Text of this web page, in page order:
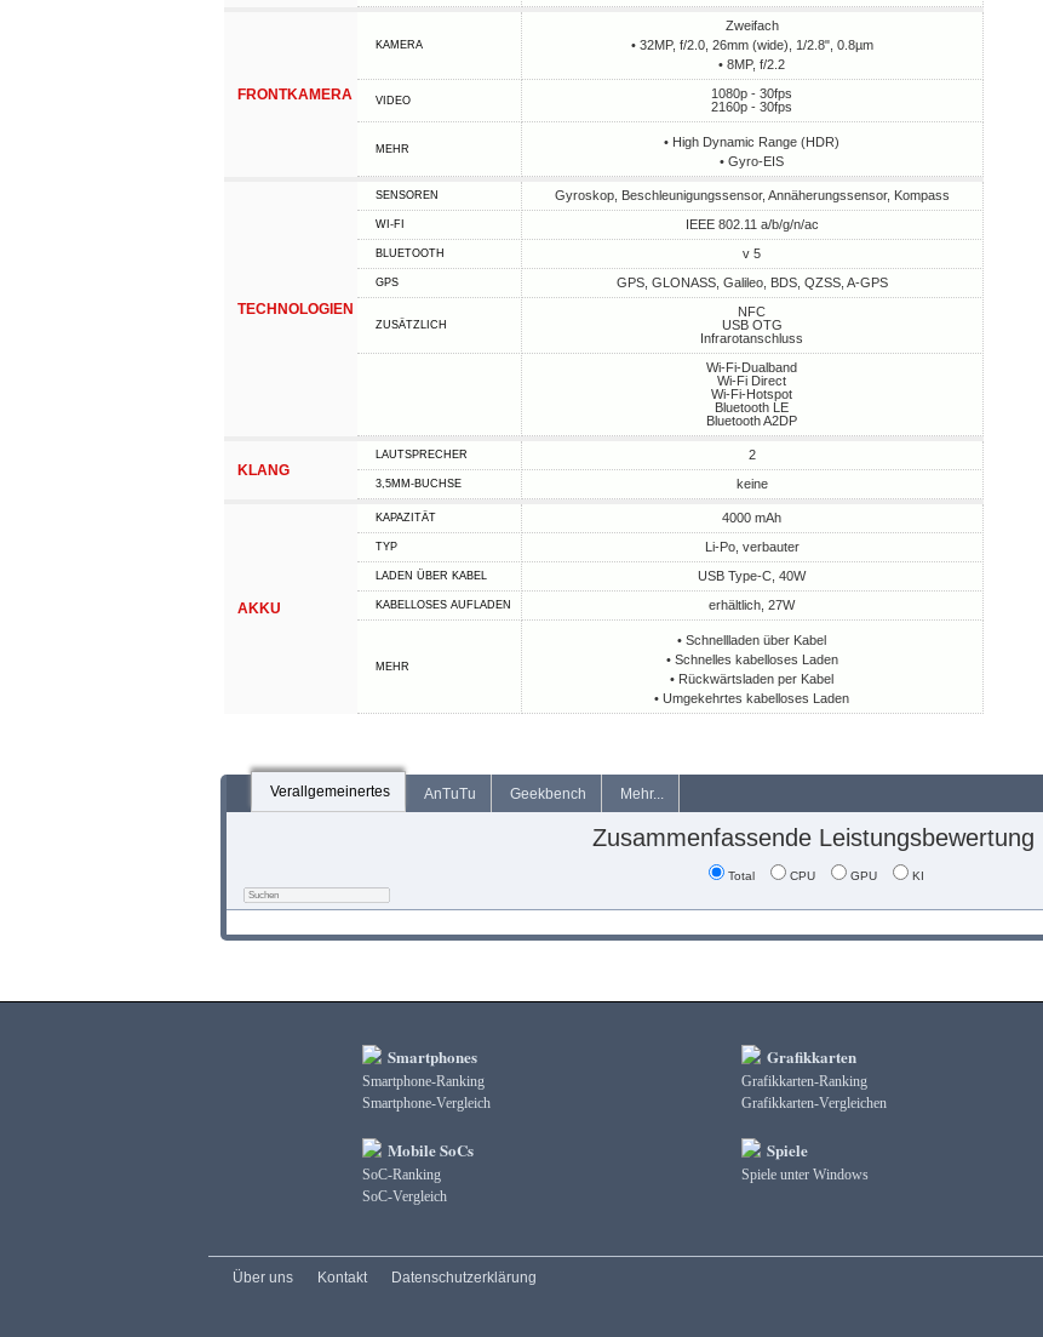
FRONTKAMERA
KAMERA
Zweifach
• 32MP, f/2.0, 26mm (wide), 1/2.8", 0.8µm
• 8MP, f/2.2
VIDEO
1080p - 30fps
2160p - 30fps
MEHR
• High Dynamic Range (HDR)
• Gyro-EIS
TECHNOLOGIEN
SENSOREN Gyroskop, Beschleunigungssensor, Annäherungssensor, Kompass
WI-FI IEEE 802.11 a/b/g/n/ac
BLUETOOTH v 5
GPS GPS, GLONASS, Galileo, BDS, QZSS, A-GPS
ZUSÄTZLICH
NFC
USB OTG
Infrarotanschluss
Wi-Fi-Dualband
Wi-Fi Direct
Wi-Fi-Hotspot
Bluetooth LE
Bluetooth A2DP
KLANG
LAUTSPRECHER 2
3,5MM-BUCHSE keine
AKKU
KAPAZITÄT 4000 mAh
TYP Li-Po, verbauter
LADEN ÜBER KABEL USB Type-C, 40W
KABELLOSES AUFLADEN erhältlich, 27W
MEHR
• Schnellladen über Kabel
• Schnelles kabelloses Laden
• Rückwärtsladen per Kabel
• Umgekehrtes kabelloses Laden
Verallgemeinertes AnTuTu Geekbench Mehr...
Zusammenfassende Leistungsbewertung
Total CPU GPU KI
Smartphones
Smartphone-Ranking
Smartphone-Vergleich
Mobile SoCs
SoC-Ranking
SoC-Vergleich
Grafikkarten
Grafikkarten-Ranking
Grafikkarten-Vergleichen
Spiele
Spiele unter Windows
Über uns Kontakt Datenschutzerklärung